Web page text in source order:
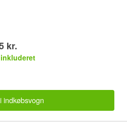
kr.
inkluderet